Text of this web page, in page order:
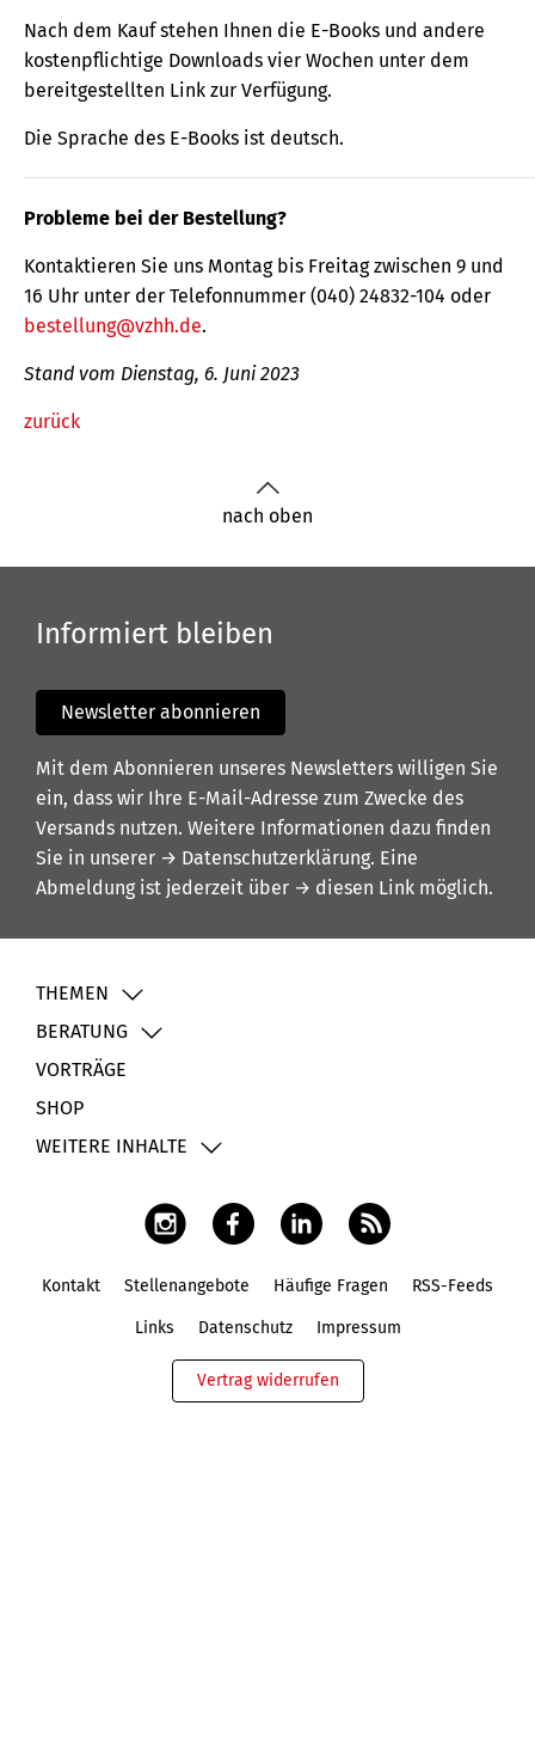
Nach dem Kauf stehen Ihnen die E-Books und andere
kostenpflichtige Downloads vier Wochen unter dem
bereitgestellten Link zur Verfügung.
Die Sprache des E-Books ist deutsch.
Probleme bei der Bestellung?
Kontaktieren Sie uns Montag bis Freitag zwischen 9 und
16 Uhr unter der Telefonnummer (040) 24832-104 oder
bestellung@vzhh.de.
Stand vom Dienstag, 6. Juni 2023
zurück
nach oben
Informiert bleiben
Newsletter abonnieren
Mit dem Abonnieren unseres Newsletters willigen Sie
ein, dass wir Ihre E-Mail-Adresse zum Zwecke des
Versands nutzen. Weitere Informationen dazu finden
Sie in unserer → Datenschutzerklärung. Eine
Abmeldung ist jederzeit über → diesen Link möglich.
THEMEN
BERATUNG
VORTRÄGE
SHOP
WEITERE INHALTE
Kontakt Stellenangebote Häufige Fragen RSS-Feeds
Links Datenschutz Impressum
Vertrag widerrufen